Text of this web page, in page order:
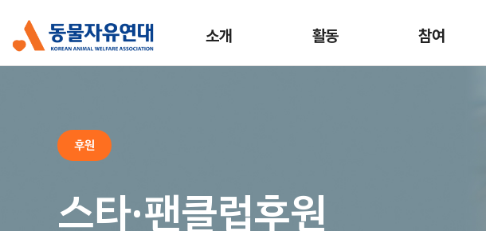
소개 활동 참여
후원
스타·팬클럽후원